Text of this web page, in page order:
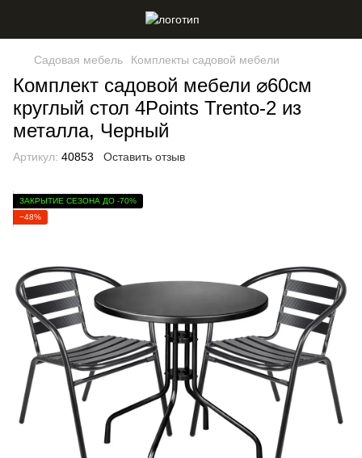
Садовая мебель Комплекты садовой мебели
Комплект садовой мебели ⌀60см
круглый стол 4Points Trento-2 из
металла, Черный
Артикул: 40853 Оставить отзыв
ЗАКРЫТИЕ СЕЗОНА ДО -70%
−48%